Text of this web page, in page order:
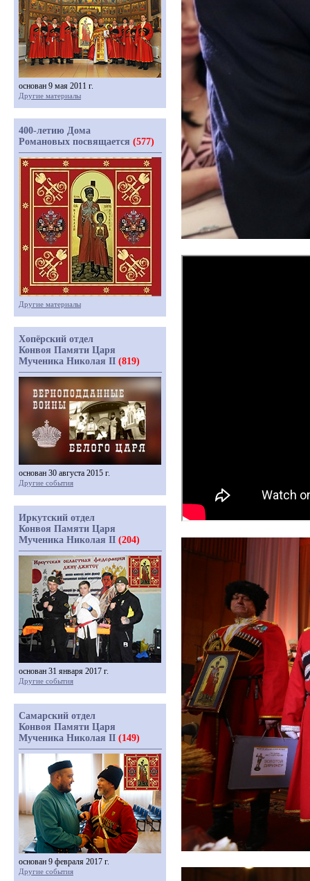
основан 9 мая 2011 г.
Другие материалы
400-летию Дома
Романовых посвящается (577)
Другие материалы
Хопёрский отдел
Конвоя Памяти Царя
Мученика Николая II (819)
основан 30 августа 2015 г.
Другие события
Иркутский отдел
Конвоя Памяти Царя
Мученика Николая II (204)
основан 31 января 2017 г.
Другие события
Самарский отдел
Конвоя Памяти Царя
Мученика Николая II (149)
основан 9 февраля 2017 г.
Другие события